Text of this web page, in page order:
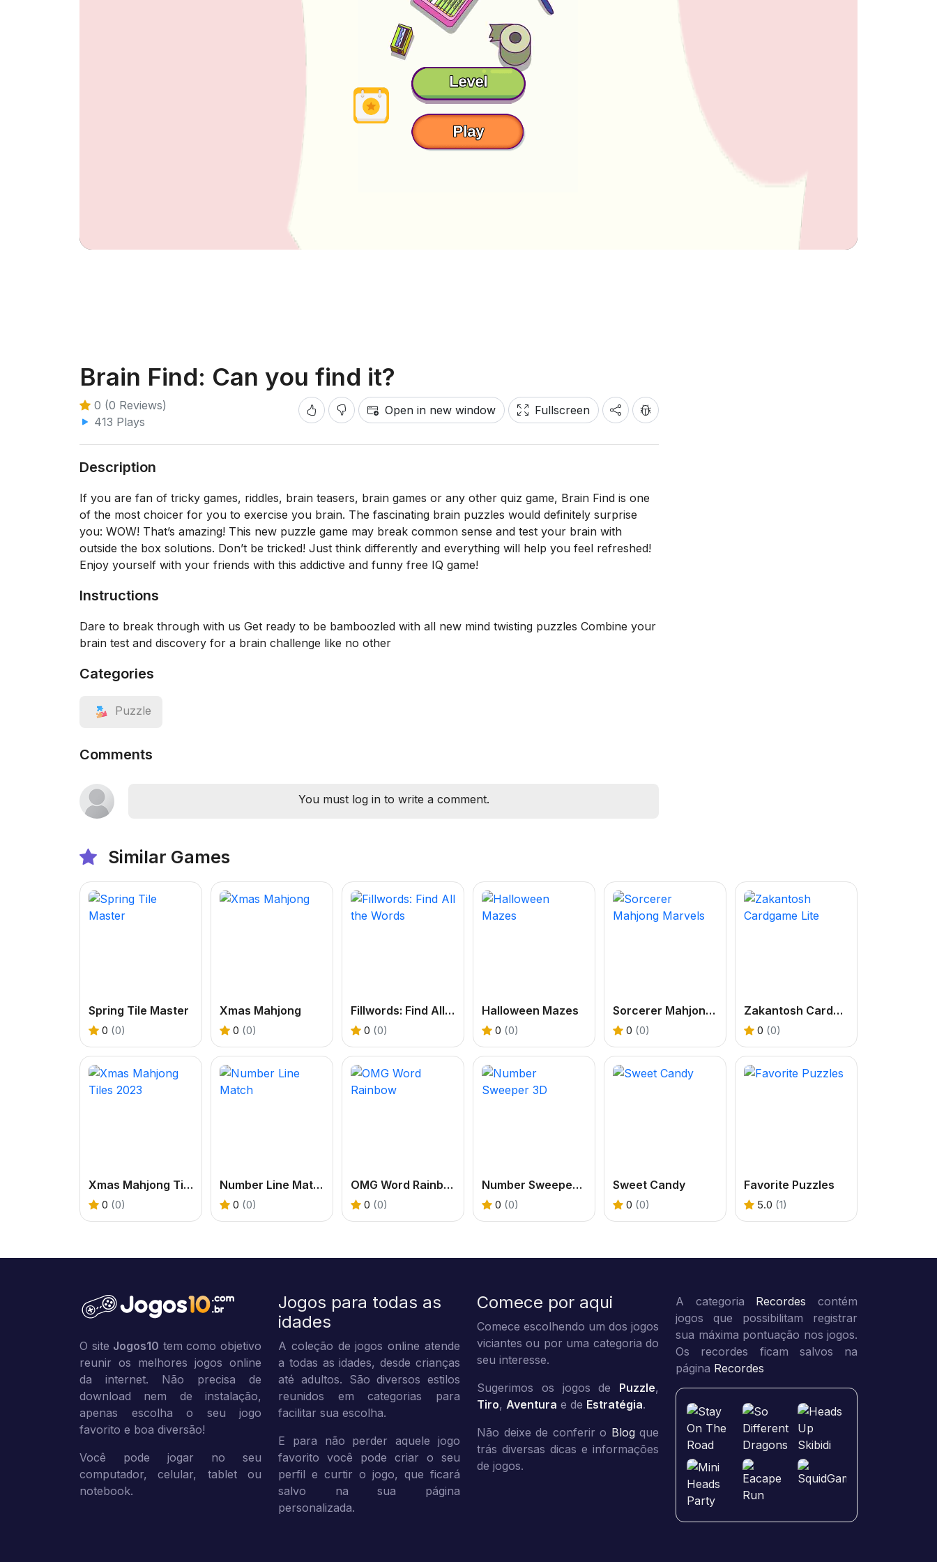
Brain Find: Can you find it?
0 (0 Reviews)
413 Plays
Open in new window Fullscreen
Description
If you are fan of tricky games, riddles, brain teasers, brain games or any other quiz game, Brain Find is one
of the most choicer for you to exercise you brain. The fascinating brain puzzles would definitely surprise
you: WOW! That’s amazing! This new puzzle game may break common sense and test your brain with
outside the box solutions. Don’t be tricked! Just think differently and everything will help you feel refreshed!
Enjoy yourself with your friends with this addictive and funny free IQ game!
Instructions
Dare to break through with us Get ready to be bamboozled with all new mind twisting puzzles Combine your
brain test and discovery for a brain challenge like no other
Categories
Puzzle
Comments
You must log in to write a comment.
Similar Games
Spring Tile Master
0 (0)
Xmas Mahjong
0 (0)
Fillwords: Find All the Words
0 (0)
Halloween Mazes
0 (0)
Sorcerer Mahjong Marvels
0 (0)
Zakantosh Cardgame Lite
0 (0)
Xmas Mahjong Tiles 2023
0 (0)
Number Line Match
0 (0)
OMG Word Rainbow
0 (0)
Number Sweeper 3D
0 (0)
Sweet Candy
0 (0)
Favorite Puzzles
5.0 (1)
O site Jogos10 tem como objetivo
reunir os melhores jogos online
da internet. Não precisa de
download nem de instalação,
apenas escolha o seu jogo
favorito e boa diversão!
Você pode jogar no seu
computador, celular, tablet ou
notebook.
Jogos para todas as
idades
A coleção de jogos online atende
a todas as idades, desde crianças
até adultos. São diversos estilos
reunidos em categorias para
facilitar sua escolha.
E para não perder aquele jogo
favorito você pode criar o seu
perfil e curtir o jogo, que ficará
salvo na sua página
personalizada.
Comece por aqui
Comece escolhendo um dos jogos
viciantes ou por uma categoria do
seu interesse.
Sugerimos os jogos de Puzzle,
Tiro, Aventura e de Estratégia.
Não deixe de conferir o Blog que
trás diversas dicas e informações
de jogos.
A categoria Recordes contém
jogos que possibilitam registrar
sua máxima pontuação nos jogos.
Os recordes ficam salvos na
página Recordes